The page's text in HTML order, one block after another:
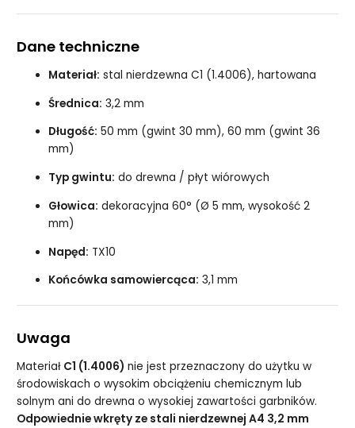
Dane techniczne
Materiał: stal nierdzewna C1 (1.4006), hartowana
Średnica: 3,2 mm
Długość: 50 mm (gwint 30 mm), 60 mm (gwint 36
mm)
Typ gwintu: do drewna / płyt wiórowych
Głowica: dekoracyjna 60° (Ø 5 mm, wysokość 2
mm)
Napęd: TX10
Końcówka samowiercąca: 3,1 mm
Uwaga
Materiał C1 (1.4006) nie jest przeznaczony do użytku w
środowiskach o wysokim obciążeniu chemicznym lub
solnym ani do drewna o wysokiej zawartości garbników.
Odpowiednie wkręty ze stali nierdzewnej A4 3,2 mm